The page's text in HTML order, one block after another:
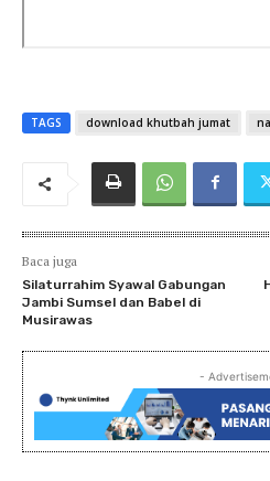
TAGS download khutbah jumat
Baca juga
Silaturrahim Syawal Gabungan
Jambi Sumsel dan Babel di
Musirawas
-